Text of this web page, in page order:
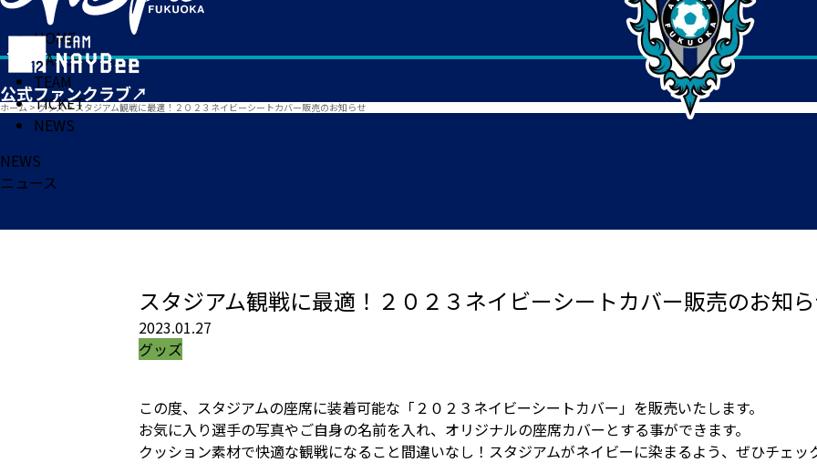
HOME
MATCH
TEAM
TICKET
NEWS
ホーム > グッズ>スタジアム観戦に最適！２０２３ネイビーシートカバー販売のお知らせ
NEWS
ニュース
スタジアム観戦に最適！２０２３ネイビーシートカバー販売のお知
2023.01.27
グッズ
この度、スタジアムの座席に装着可能な「２０２３ネイビーシートカバー」を販売いたします。
お気に入り選手の写真やご自身の名前を入れ、オリジナルの座席カバーとする事ができます。
クッション素材で快適な観戦になること間違いなし！スタジアムがネイビーに染まるよう、ぜひチェッ